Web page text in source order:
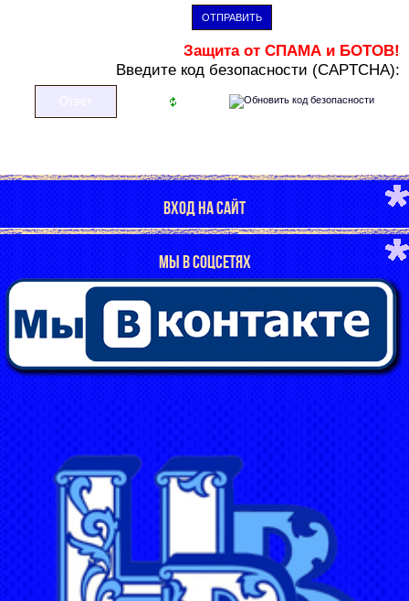
ОТПРАВИТЬ
Защита от СПАМА и БОТОВ!
Введите код безопасности (CAPTCHA):
ВХОД НА САЙТ
МЫ В СОЦСЕТЯХ